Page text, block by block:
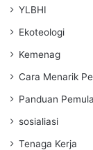
YLBHI
Ekoteologi
Kemenag
Cara Menarik
Panduan Pemula
sosialiasi
Tenaga Kerja